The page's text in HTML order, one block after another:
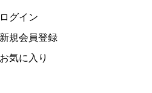
ログイン
新規会員登録
お気に入り